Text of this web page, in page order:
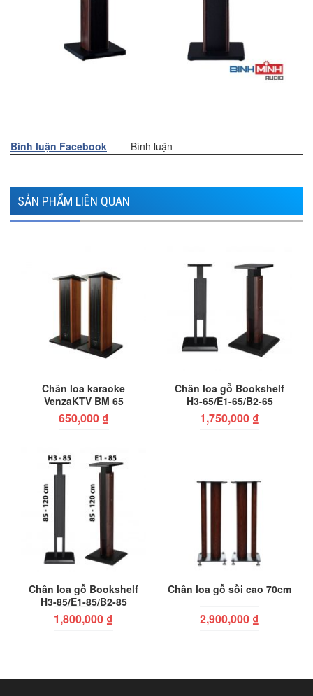
Bình luận Facebook Bình luận
SẢN PHẨM LIÊN QUAN
Chân loa karaoke
VenzaKTV BM 65
650,000 ₫
Chân loa gỗ Bookshelf
H3-65/E1-65/B2-65
1,750,000 ₫
Chân loa gỗ Bookshelf
H3-85/E1-85/B2-85
1,800,000 ₫
Chân loa gỗ sồi cao 70cm
2,900,000 ₫